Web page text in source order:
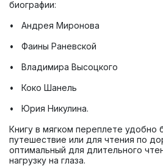
Книгу в мягком переплете удобно
путешествие или для чтения по
оптимальный для длительного
нагрузку на глаза.